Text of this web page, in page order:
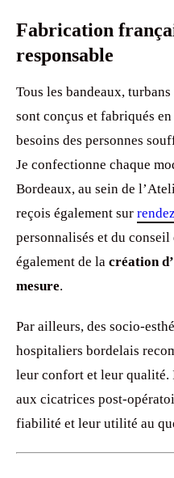
Fabrication
responsable
Tous les bandeaux,
sont conçus et fabriqués
besoins des personnes
Je confectionne chaque
Bordeaux, au sein de
reçois également sur
personnalisés et du conseil
également de la création
mesure.
Par ailleurs, des socio-
hospitaliers bordelais
leur confort et leur qualité.
aux cicatrices post-
fiabilité et leur utilité au